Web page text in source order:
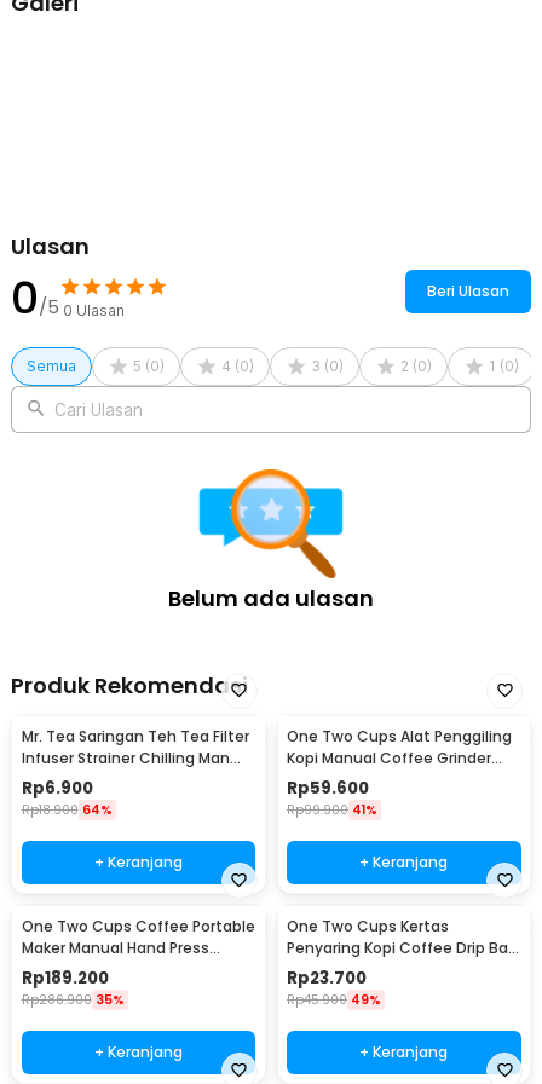
Ulasan
0/5 0 Ulasan
Beri Ulasan
Semua 5 (0) 4 (0) 3 (0) 2 (0) 1 (0)
Cari Ulasan
Belum ada ulasan
Produk Rekomendasi
Mr. Tea Saringan Teh Tea Filter
Infuser Strainer Chilling Man
Silicon - MR03
Rp6.900
Rp18.900 64%
+ Keranjang
One Two Cups Alat Penggiling
Kopi Manual Coffee Grinder
Portable - WFCG9800
Rp59.600
Rp99.900 41%
+ Keranjang
One Two Cups Coffee Portable
Maker Manual Hand Press
Espresso 300ml - T35066
Rp189.200
Rp286.900 35%
+ Keranjang
One Two Cups Kertas
Penyaring Kopi Coffee Drip Bag
Paper Filter 50PCS - T111
Rp23.700
Rp45.900 49%
+ Keranjang